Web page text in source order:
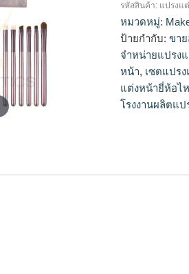
แปรงแต่งหน้า
จำหน่ายแปรง
หน้า, เซตแปร
และดี, เซตแป
แต่งหน้า, แปรง
ผลิต, โรงงาน
รหัสสินค้า: แปรงแ
หมวดหมู่:
ป้ายกำกับ:ขา
จำหน่ายแปรง
หน้า, เซตแปร
แต่งหน้ายี่ห้อไ
โรงงานผลิตแป